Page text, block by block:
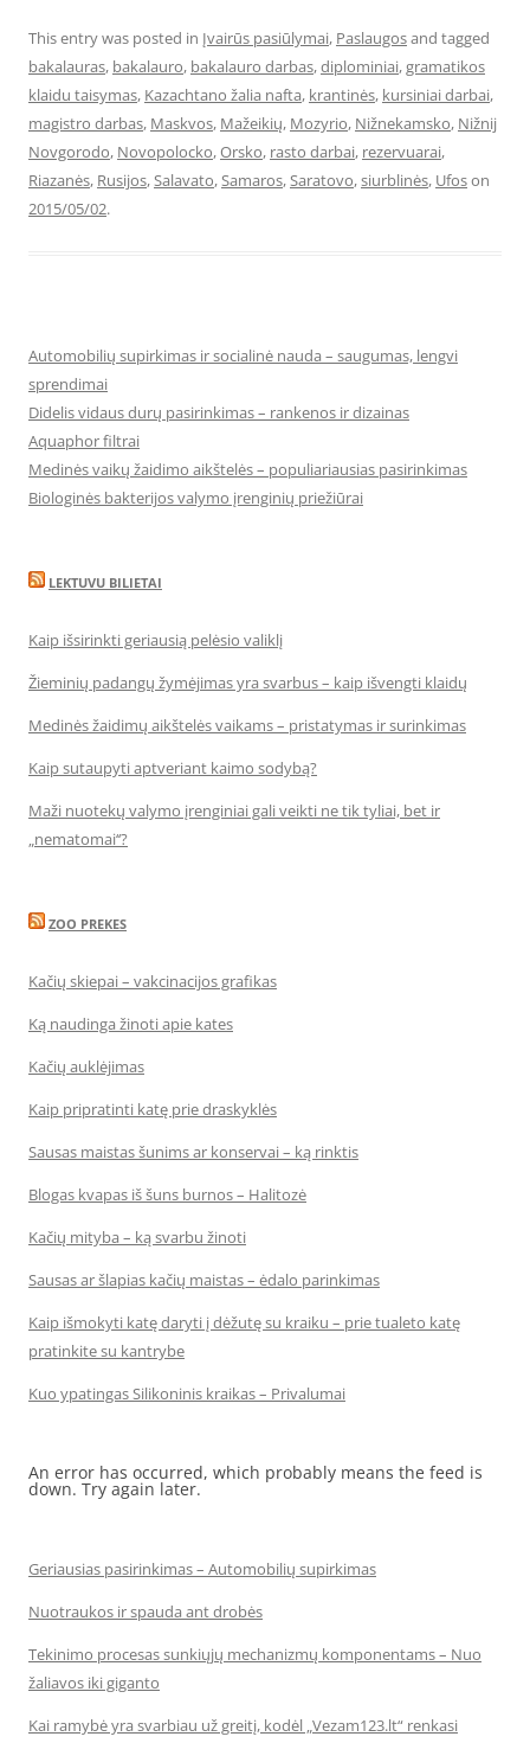
This entry was posted in Įvairūs pasiūlymai, Paslaugosand tagged
bakalauras, bakalauro, bakalauro darbas,diplominiai,gramatikos
klaidu taisymas, Kazachtano žalia nafta, krantinės, kursiniai darbai,
magistro darbas, Maskvos, Mažeikių, Mozyrio, Nižnekamsko, Nižnij
Novgorodo, Novopolocko,Orsko, rasto darbai, rezervuarai,
Riazanės, Rusijos,Salavato,Samaros,Saratovo,siurblinės, Ufoson
2015/05/02.
Automobilių supirkimas ir socialinė nauda – saugumas, lengvi
sprendimai
Didelis vidaus durų pasirinkimas – rankenos ir dizainas
Aquaphor filtrai
Medinės vaikų žaidimo aikštelės – populiariausias pasirinkimas
Biologinės bakterijos valymo įrenginių priežiūrai
LEKTUVU BILIETAI
Kaip išsirinkti geriausią pelėsio valiklį
Žieminių padangų žymėjimas yra svarbus – kaip išvengti klaidų
Medinės žaidimų aikštelės vaikams – pristatymas ir surinkimas
Kaip sutaupyti aptveriant kaimo sodybą?
Maži nuotekų valymo įrenginiai gali veikti ne tik tyliai, bet ir
„nematomai‘‘?
ZOO PREKES
Kačių skiepai – vakcinacijos grafikas
Ką naudinga žinoti apie kates
Kačių auklėjimas
Kaip pripratinti katę prie draskyklės
Sausas maistas šunims ar konservai – ką rinktis
Blogas kvapas iš šuns burnos – Halitozė
Kačių mityba – ką svarbu žinoti
Sausas ar šlapias kačių maistas – ėdalo parinkimas
Kaip išmokyti katę daryti į dėžutę su kraiku – prie tualeto katę
pratinkite su kantrybe
Kuo ypatingas Silikoninis kraikas – Privalumai
An error has occurred, which probably means the feed is
down. Try again later.
Geriausias pasirinkimas – Automobilių supirkimas
Nuotraukos ir spauda ant drobės
Tekinimo procesas sunkiųjų mechanizmų komponentams – Nuo
žaliavos iki giganto
Kai ramybė yra svarbiau už greitį, kodėl „Vezam123.lt“ renkasi